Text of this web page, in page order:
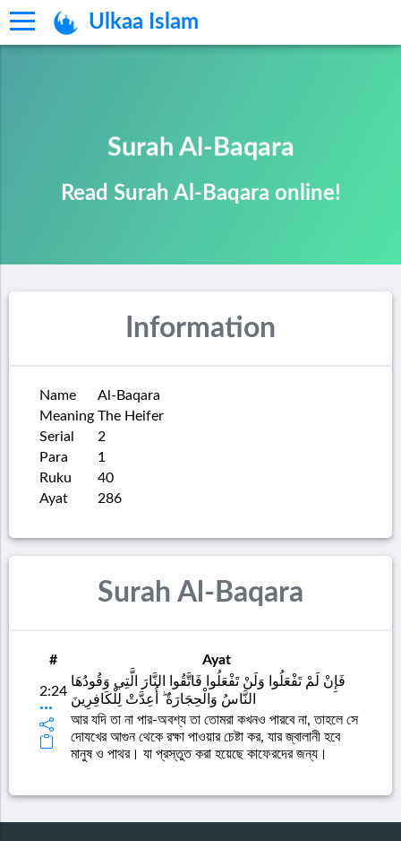
Ulkaa Islam
Surah Al-Baqara
Read Surah Al-Baqara online!
Information
Name
Al-Baqara
Meaning The Heifer
Serial
2
Para
1
Ruku
40
Ayat
286
Surah Al-Baqara
# Ayat
2:24
فَإِنْ لَمْ تَفْعَلُوا وَلَنْ تَفْعَلُوا فَاتَّقُوا النَّارَ الَّتِي وَقُودُهَا
النَّاسُ وَالْحِجَارَةُ ۖ أُعِدَّتْ لِلْكَافِرِينَ
আর যদি তা না পার-অবশ্য তা তোমরা কখনও পারবে না, তাহলে সে
দোযখের আগুন থেকে রক্ষা পাওয়ার চেষ্টা কর, যার জ্বালানী হবে
মানুষ ও পাথর। যা প্রস্তুত করা হয়েছে কাফেরদের জন্য।